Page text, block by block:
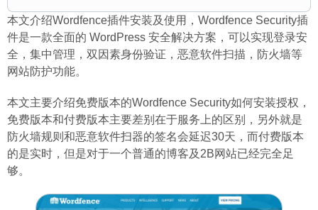
本文介绍Wordfence插件安装及使用，Wordfence Security插
件是一款全面的 WordPress 安全解决方案，可以实现登录安
全，集中管理，双因素身份验证，恶意软件扫描，防火墙等
网站防护功能。
本文主要介绍免费版本的Wordfence Security如何安装授权，
免费版本和付费版本主要差别在于服务上的区别，另外就是
防火墙规则和恶意软件扫器的签名会延迟30天，而付费版本
的是实时，但是对于一个普通的博客及2B网站已经完全足
够。